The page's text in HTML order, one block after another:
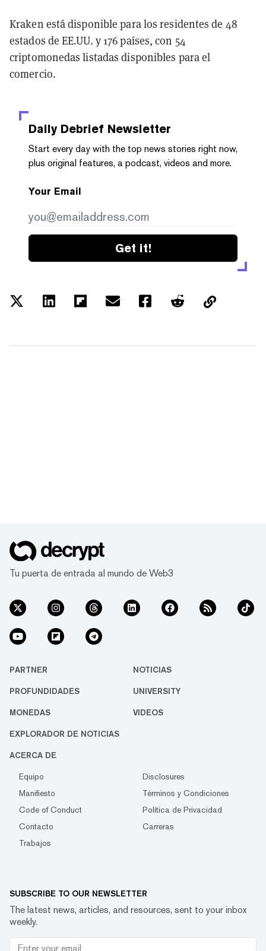
Kraken está disponible para los residentes de 48
estados de EE.UU. y 176 países, con 54
criptomonedas listadas disponibles para el
comercio.
Daily Debrief Newsletter
Start every day with the top news stories right now,
plus original features, a podcast, videos and more.
Your Email
Get it!
Tu puerta de entrada al mundo de Web3
PARTNER NOTICIAS
PROFUNDIDADES UNIVERSITY
MONEDAS VIDEOS
EXPLORADOR DE NOTICIAS
ACERCA DE
Equipo
Disclosures
Manifiesto
Términos y Condiciones
Code of Conduct
Política de Privacidad
Contacto
Carreras
Trabajos
SUBSCRIBE TO OUR NEWSLETTER
The latest news, articles, and resources, sent to your inbox
weekly.